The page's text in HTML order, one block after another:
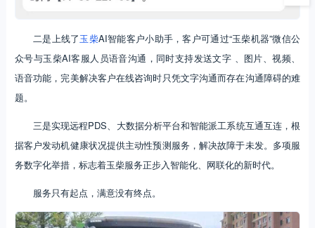
二是上线了玉柴AI智能客户小助手，客户可通过“玉柴机器”微信公
众号与玉柴AI客服人员语音沟通，同时支持发送文字 、图片、视频、
语音功能，完美解决客户在线咨询时只凭文字沟通而存在沟通障碍的难
题。
三是实现远程PDS、大数据分析平台和智能派工系统互通互连，根
据客户发动机健康状况提供主动性预测服务，解决故障于未发。多项服
务数字化举措，标志着玉柴服务正步入智能化、网联化的新时代。
服务只有起点，满意没有终点。